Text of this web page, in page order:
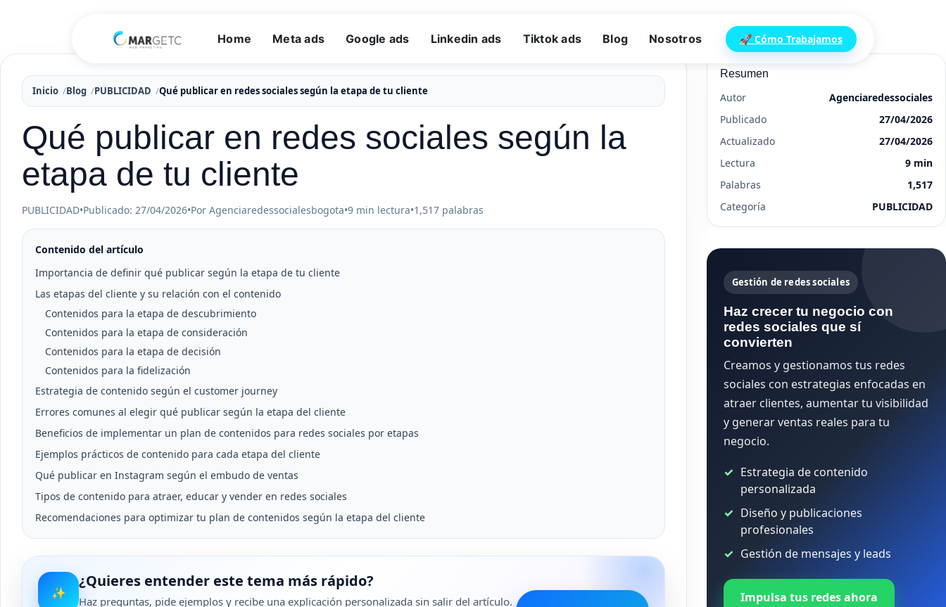
Home Meta ads Google ads Linkedin ads Tiktok ads Blog Nosotros 🚀 Cómo Trabajamos
Inicio Blog PUBLICIDAD Qué publicar en redes sociales según la etapa de tu cliente
Qué publicar en redes sociales según la
etapa de tu cliente
PUBLICIDAD•Publicado: 27/04/2026•Por Agenciaredessocialesbogota•9 min lectura•1,517 palabras
Contenido del artículo
Importancia de definir qué publicar según la etapa de tu cliente
Las etapas del cliente y su relación con el contenido
Contenidos para la etapa de descubrimiento
Contenidos para la etapa de consideración
Contenidos para la etapa de decisión
Contenidos para la fidelización
Estrategia de contenido según el customer journey
Errores comunes al elegir qué publicar según la etapa del cliente
Beneficios de implementar un plan de contenidos para redes sociales por etapas
Ejemplos prácticos de contenido para cada etapa del cliente
Qué publicar en Instagram según el embudo de ventas
Tipos de contenido para atraer, educar y vender en redes sociales
Recomendaciones para optimizar tu plan de contenidos según la etapa del cliente
✨
¿Quieres entender este tema más rápido?
Haz preguntas, pide ejemplos y recibe una explicación personalizada sin salir del artículo.
Resumen
Autor
Agenciaredessociales
Publicado
27/04/2026
Actualizado
27/04/2026
Lectura
9 min
Palabras
1,517
Categoría
PUBLICIDAD
Gestión de redes sociales
Haz crecer tu negocio con
redes sociales que sí
convierten
Creamos y gestionamos tus redes
sociales con estrategias enfocadas en
atraer clientes, aumentar tu visibilidad
y generar ventas reales para tu
negocio.
Estrategia de contenido
personalizada
Diseño y publicaciones
profesionales
Gestión de mensajes y leads
Impulsa tus redes ahora